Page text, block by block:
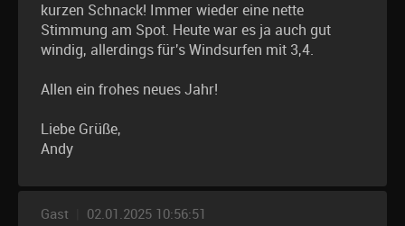
kurzen Schnack! Immer wieder eine nette
Stimmung am Spot. Heute war es ja auch gut
windig, allerdings für's Windsurfen mit 3,4.
Allen ein frohes neues Jahr!
Liebe Grüße,
Andy
Gast 02.01.2025 10:56:51